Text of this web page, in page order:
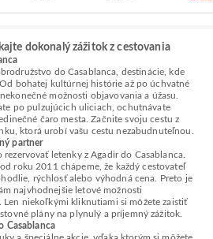
dokonalý zážitok z cestovania
do Casablanca, destinácie, kde
bohatej kultúrnej histórie až po úchvatné
možnosti objavovania a úžasu.
po pulzujúcich uliciach, ochutnávate
čaro mesta. Začnite svoju cestu z
ktorá urobí vašu cestu nezabudnuteľnou.
partner
letenky z Agadir do Casablanca.
roku 2011 chápeme, že každý cestovateľ
rýchlosť alebo výhodná cena. Preto je
najvhodnejšie letové možnosti
Len niekoľkými kliknutiami si môžete zaistiť
plány na plynulý a príjemný zážitok.
Casablanca